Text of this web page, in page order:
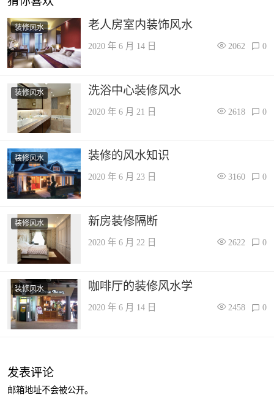
装修风水 老人房室内装饰风水
2020 年 6 月 14 日 2062 0
装修风水 洗浴中心装修风水
2020 年 6 月 21 日 2618 0
装修风水 装修的风水知识
2020 年 6 月 23 日 3160 0
装修风水 新房装修隔断
2020 年 6 月 22 日 2622 0
装修风水 咖啡厅的装修风水学
2020 年 6 月 14 日 2458 0
发表评论
邮箱地址不会被公开。